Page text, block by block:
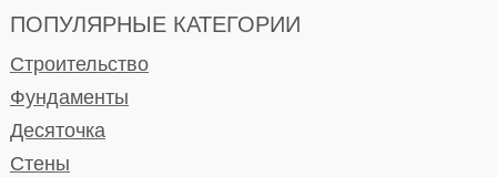
ПОПУЛЯРНЫЕ КАТЕГОРИИ
Строительство
Фундаменты
Десяточка
Стены